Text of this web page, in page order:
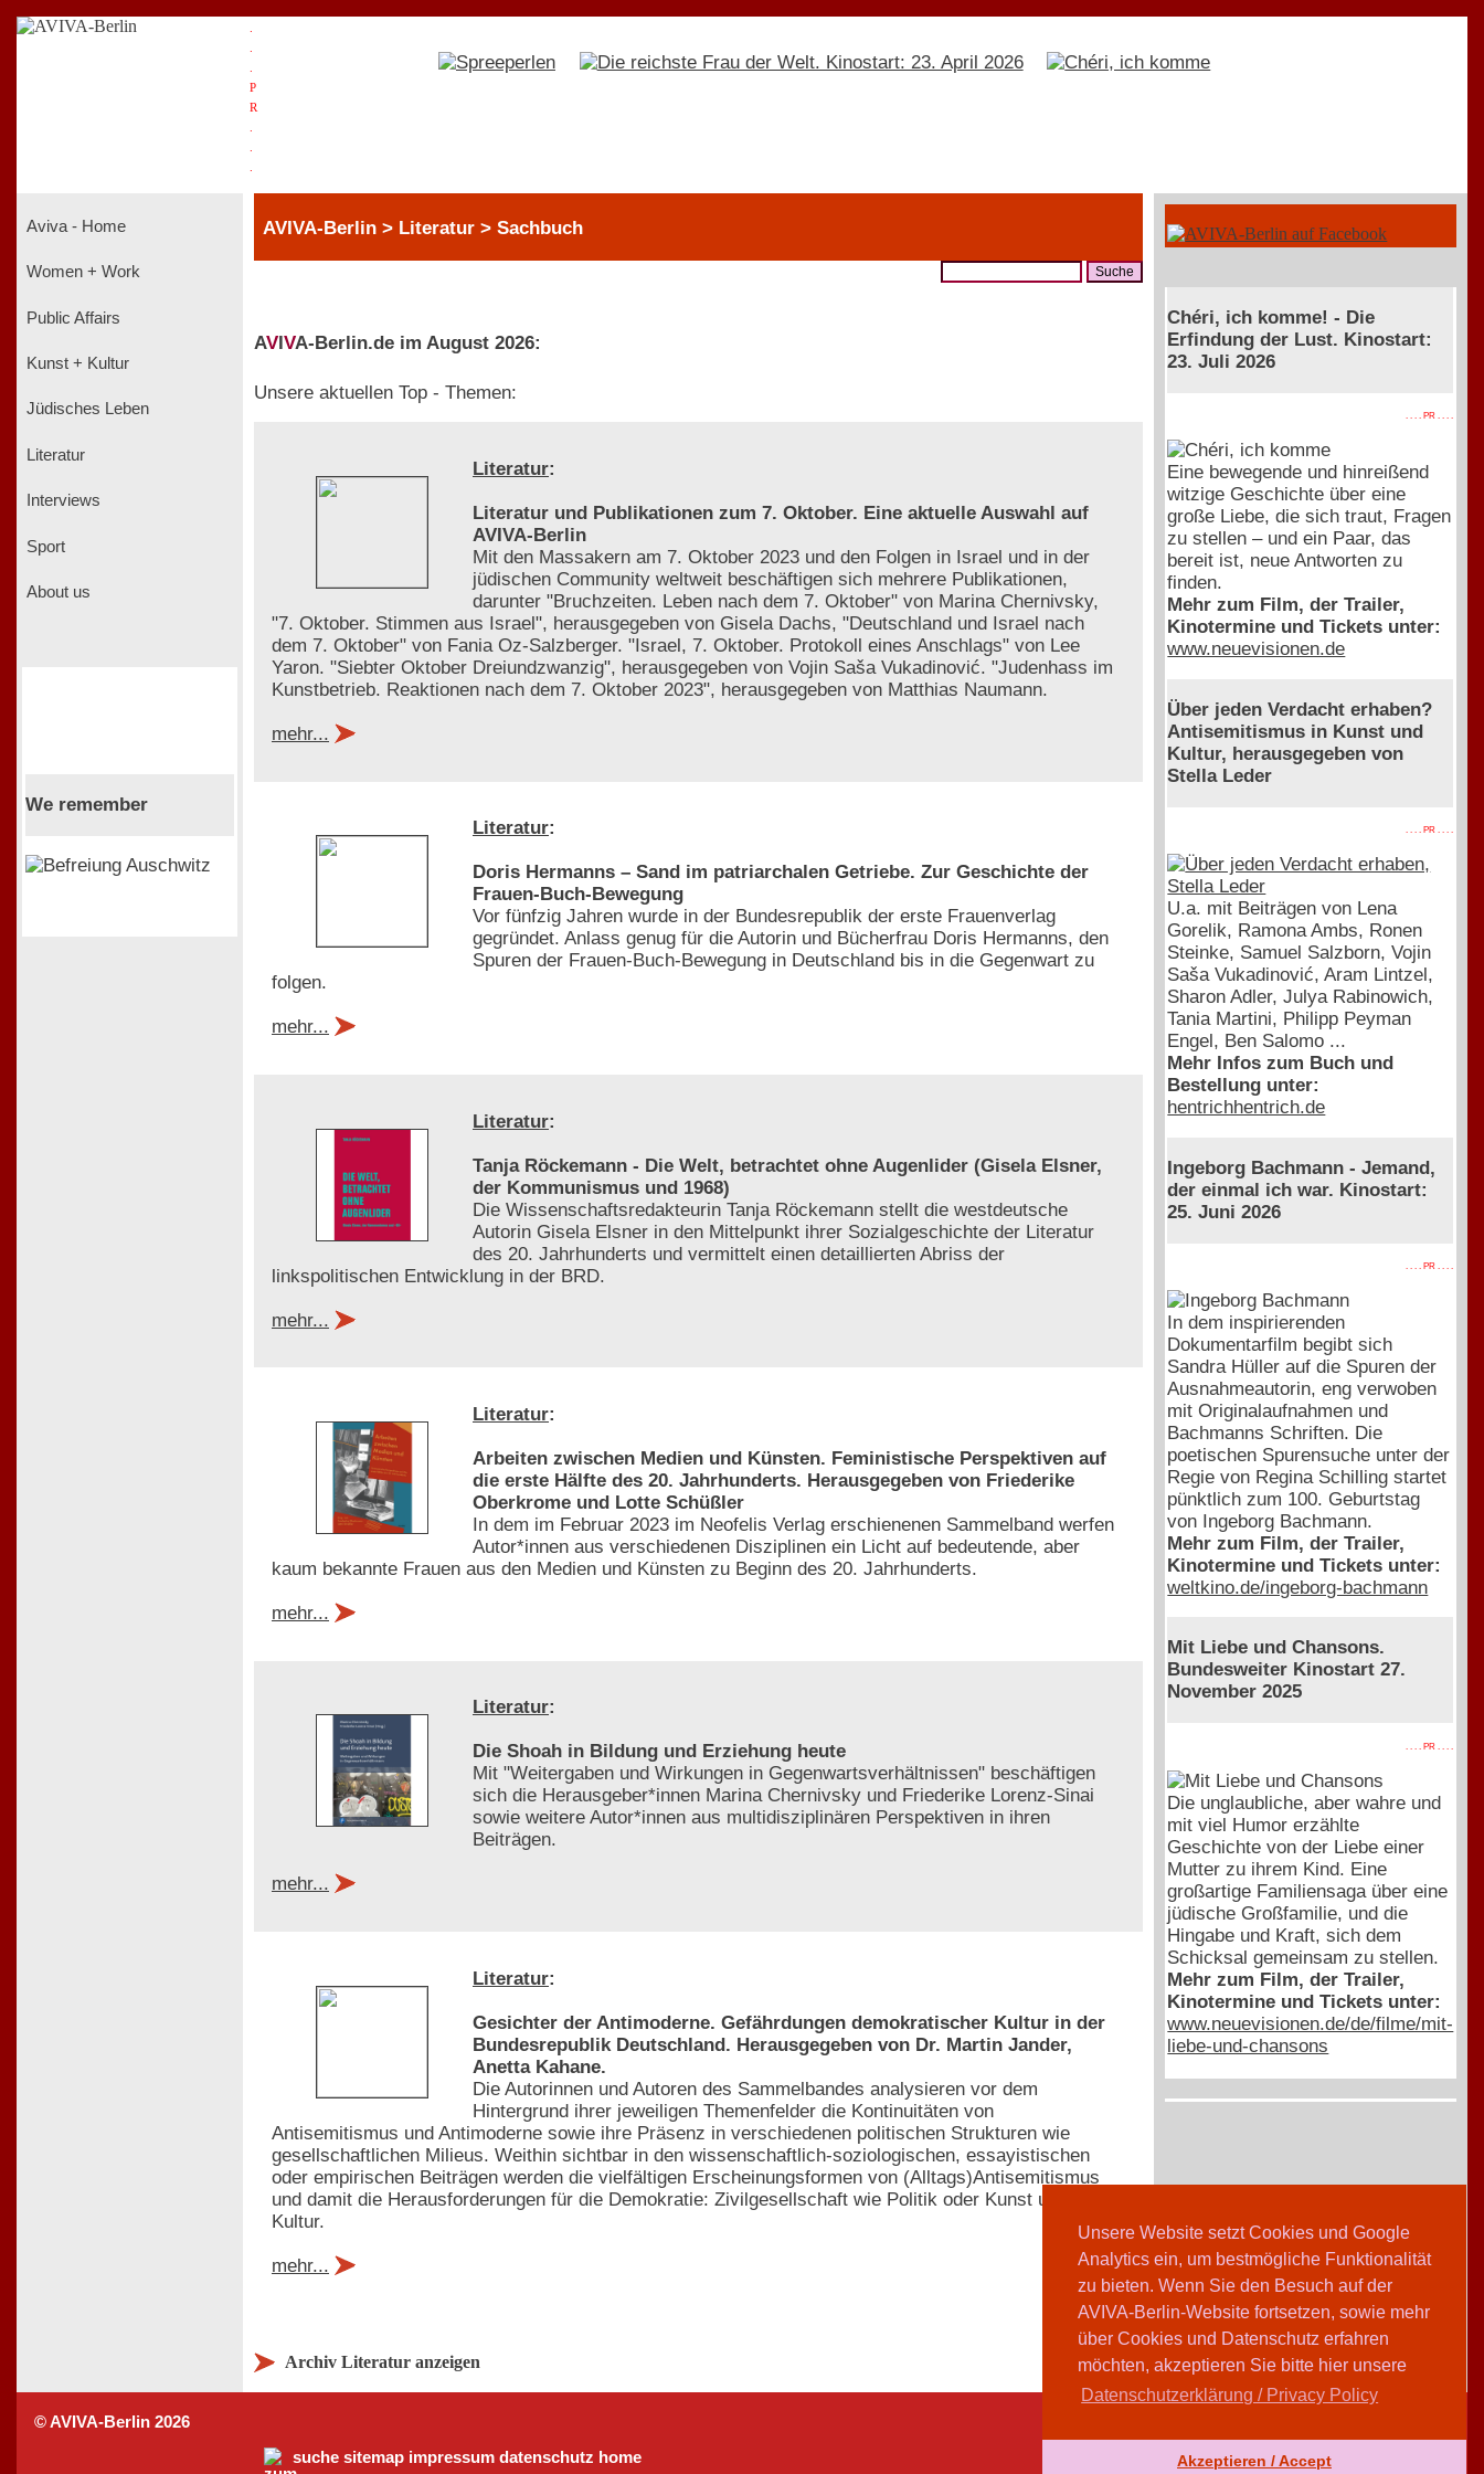
Unsere Website setzt Cookies und Google
Analytics ein, um bestmögliche Funktionalität
zu bieten. Wenn Sie den Besuch auf der
AVIVA-Berlin-Website fortsetzen, sowie mehr
über Cookies und Datenschutz erfahren
möchten, akzeptieren Sie bitte hier unsere
Datenschutzerklärung / Privacy Policy
Akzeptieren / Accept
P
R
Aviva - Home
Women + Work
Public Affairs
Kunst + Kultur
Jüdisches Leben
Literatur
Interviews
Sport
About us
We remember
AVIVA-Berlin > Literatur > Sachbuch
AVIVA-Berlin.de im August 2026:
Unsere aktuellen Top - Themen:
Literatur:
Literatur und Publikationen zum 7. Oktober. Eine aktuelle Auswahl auf
AVIVA-Berlin
Mit den Massakern am 7. Oktober 2023 und den Folgen in Israel und in der
jüdischen Community weltweit beschäftigen sich mehrere Publikationen,
darunter "Bruchzeiten. Leben nach dem 7. Oktober" von Marina Chernivsky,
"7. Oktober. Stimmen aus Israel", herausgegeben von Gisela Dachs, "Deutschland und Israel nach
dem 7. Oktober" von Fania Oz-Salzberger. "Israel, 7. Oktober. Protokoll eines Anschlags" von Lee
Yaron. "Siebter Oktober Dreiundzwanzig", herausgegeben von Vojin Saša Vukadinović. "Judenhass im
Kunstbetrieb. Reaktionen nach dem 7. Oktober 2023", herausgegeben von Matthias Naumann.
mehr...
Literatur:
Doris Hermanns – Sand im patriarchalen Getriebe. Zur Geschichte der
Frauen-Buch-Bewegung
Vor fünfzig Jahren wurde in der Bundesrepublik der erste Frauenverlag
gegründet. Anlass genug für die Autorin und Bücherfrau Doris Hermanns, den
Spuren der Frauen-Buch-Bewegung in Deutschland bis in die Gegenwart zu
folgen.
mehr...
Literatur:
Tanja Röckemann - Die Welt, betrachtet ohne Augenlider (Gisela Elsner,
der Kommunismus und 1968)
Die Wissenschaftsredakteurin Tanja Röckemann stellt die westdeutsche
Autorin Gisela Elsner in den Mittelpunkt ihrer Sozialgeschichte der Literatur
des 20. Jahrhunderts und vermittelt einen detaillierten Abriss der
linkspolitischen Entwicklung in der BRD.
mehr...
Literatur:
Arbeiten zwischen Medien und Künsten. Feministische Perspektiven auf
die erste Hälfte des 20. Jahrhunderts. Herausgegeben von Friederike
Oberkrome und Lotte Schüßler
In dem im Februar 2023 im Neofelis Verlag erschienenen Sammelband werfen
Autor*innen aus verschiedenen Disziplinen ein Licht auf bedeutende, aber
kaum bekannte Frauen aus den Medien und Künsten zu Beginn des 20. Jahrhunderts.
mehr...
Literatur:
Die Shoah in Bildung und Erziehung heute
Mit "Weitergaben und Wirkungen in Gegenwartsverhältnissen" beschäftigen
sich die Herausgeber*innen Marina Chernivsky und Friederike Lorenz-Sinai
sowie weitere Autor*innen aus multidisziplinären Perspektiven in ihren
Beiträgen.
mehr...
Literatur:
Gesichter der Antimoderne. Gefährdungen demokratischer Kultur in der
Bundesrepublik Deutschland. Herausgegeben von Dr. Martin Jander,
Anetta Kahane.
Die Autorinnen und Autoren des Sammelbandes analysieren vor dem
Hintergrund ihrer jeweiligen Themenfelder die Kontinuitäten von
Antisemitismus und Antimoderne sowie ihre Präsenz in verschiedenen politischen Strukturen wie
gesellschaftlichen Milieus. Weithin sichtbar in den wissenschaftlich-soziologischen, essayistischen
oder empirischen Beiträgen werden die vielfältigen Erscheinungsformen von (Alltags)Antisemitismus
und damit die Herausforderungen für die Demokratie: Zivilgesellschaft wie Politik oder Kunst und
Kultur.
mehr...
Archiv Literatur anzeigen
Chéri, ich komme! - Die
Erfindung der Lust. Kinostart:
23. Juli 2026
. . . . PR . . . .
Eine bewegende und hinreißend
witzige Geschichte über eine
große Liebe, die sich traut, Fragen
zu stellen – und ein Paar, das
bereit ist, neue Antworten zu
finden.
Mehr zum Film, der Trailer,
Kinotermine und Tickets unter:
www.neuevisionen.de
Über jeden Verdacht erhaben?
Antisemitismus in Kunst und
Kultur, herausgegeben von
Stella Leder
. . . . PR . . . .
U.a. mit Beiträgen von Lena
Gorelik, Ramona Ambs, Ronen
Steinke, Samuel Salzborn, Vojin
Saša Vukadinović, Aram Lintzel,
Sharon Adler, Julya Rabinowich,
Tania Martini, Philipp Peyman
Engel, Ben Salomo ...
Mehr Infos zum Buch und
Bestellung unter:
hentrichhentrich.de
Ingeborg Bachmann - Jemand,
der einmal ich war. Kinostart:
25. Juni 2026
. . . . PR . . . .
In dem inspirierenden
Dokumentarfilm begibt sich
Sandra Hüller auf die Spuren der
Ausnahmeautorin, eng verwoben
mit Originalaufnahmen und
Bachmanns Schriften. Die
poetischen Spurensuche unter der
Regie von Regina Schilling startet
pünktlich zum 100. Geburtstag
von Ingeborg Bachmann.
Mehr zum Film, der Trailer,
Kinotermine und Tickets unter:
weltkino.de/ingeborg-bachmann
Mit Liebe und Chansons.
Bundesweiter Kinostart 27.
November 2025
. . . . PR . . . .
Die unglaubliche, aber wahre und
mit viel Humor erzählte
Geschichte von der Liebe einer
Mutter zu ihrem Kind. Eine
großartige Familiensaga über eine
jüdische Großfamilie, und die
Hingabe und Kraft, sich dem
Schicksal gemeinsam zu stellen.
Mehr zum Film, der Trailer,
Kinotermine und Tickets unter:
www.neuevisionen.de/de/filme/mit-
liebe-und-chansons
© AVIVA-Berlin 2026
suche sitemap impressum datenschutz home